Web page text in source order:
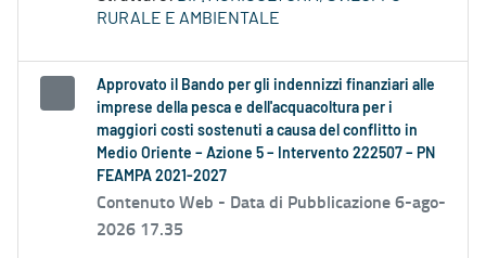
RURALE E AMBIENTALE
Approvato il Bando per gli indennizzi finanziari alle
imprese della pesca e dell'acquacoltura per i
maggiori costi sostenuti a causa del conflitto in
Medio Oriente – Azione 5 – Intervento 222507 – PN
FEAMPA 2021-2027
Contenuto Web - Data di Pubblicazione 6-ago-
2026 17.35